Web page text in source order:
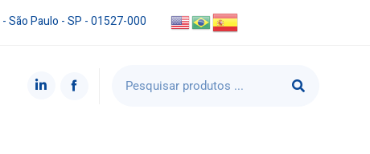
São Paulo - SP - 01527-000